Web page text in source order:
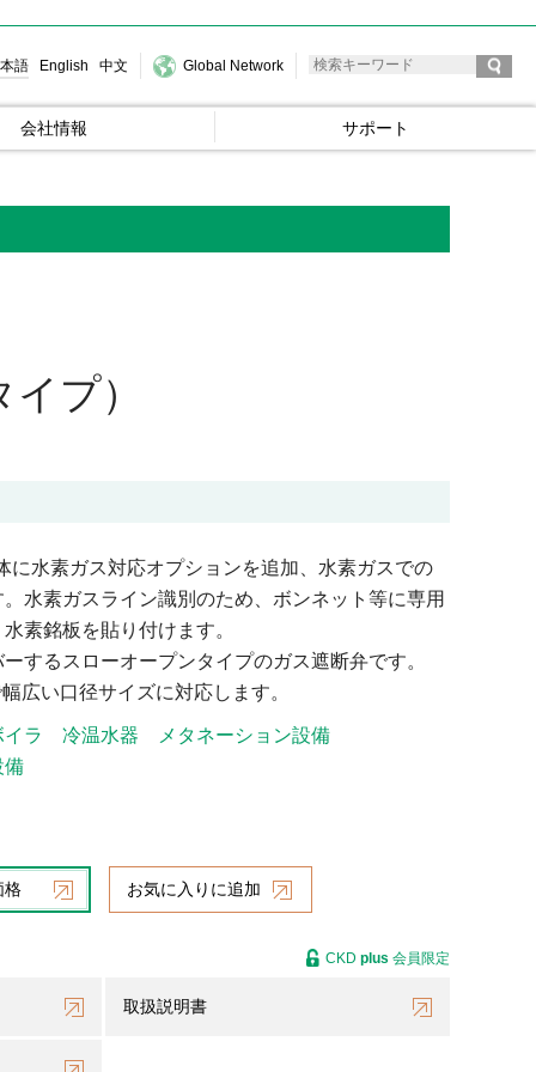
語 English 中文 Global Network
会社情報 サポート
プ）
に水素ガス対応オプションを追加、水素ガスでの
水素ガスライン識別のため、ボンネット等に専用
素銘板を貼り付けます。
するスローオープンタイプのガス遮断弁です。
広い口径サイズに対応します。
イラ 冷温水器
メタネーション設備
備
格 お気に入りに追加
取扱説明書
CKD plus 会員限定